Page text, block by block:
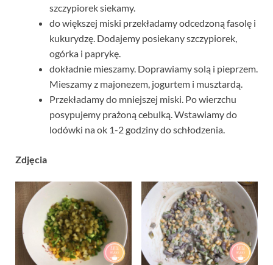
szczypiorek siekamy.
do większej miski przekładamy odcedzoną fasolę i
kukurydzę. Dodajemy posiekany szczypiorek,
ogórka i paprykę.
dokładnie mieszamy. Doprawiamy solą i pieprzem.
Mieszamy z majonezem, jogurtem i musztardą.
Przekładamy do mniejszej miski. Po wierzchu
posypujemy prażoną cebulką. Wstawiamy do
lodówki na ok 1-2 godziny do schłodzenia.
Zdjęcia